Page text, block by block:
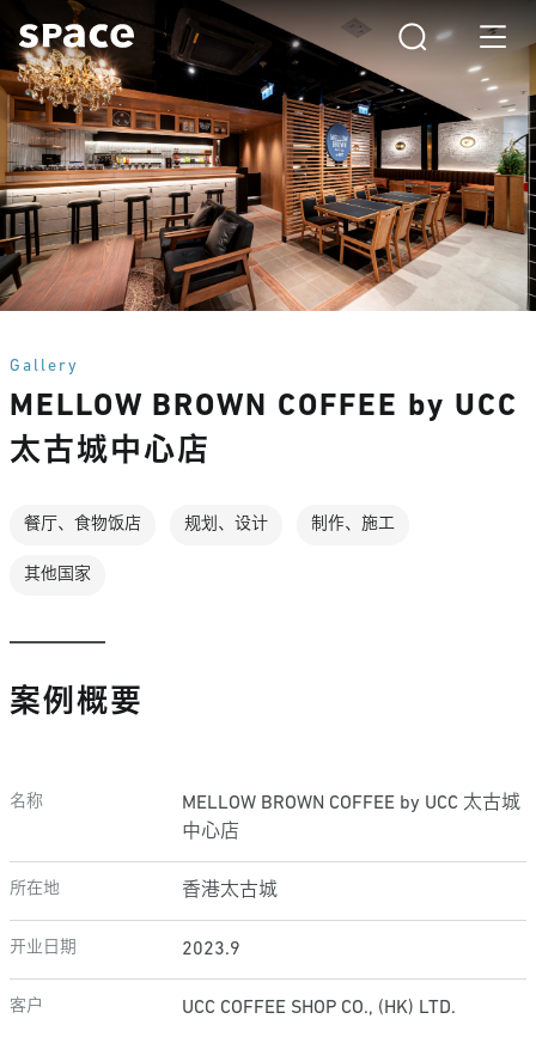
Gallery
MELLOW BROWN COFFEE by UCC
太古城中心店
餐厅、食物饭店 规划、设计 制作、施工
其他国家
案例概要
名称
MELLOW BROWN COFFEE by UCC 太古城
中心店
所在地 香港太古城
开业日期 2023.9
客户 UCC COFFEE SHOP CO., (HK) LTD.